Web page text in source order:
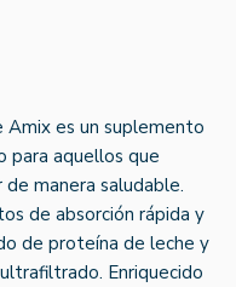
Amix es un suplemento
para aquellos que
de manera saludable.
de absorción rápida y
de proteína de leche y
Enriquecido